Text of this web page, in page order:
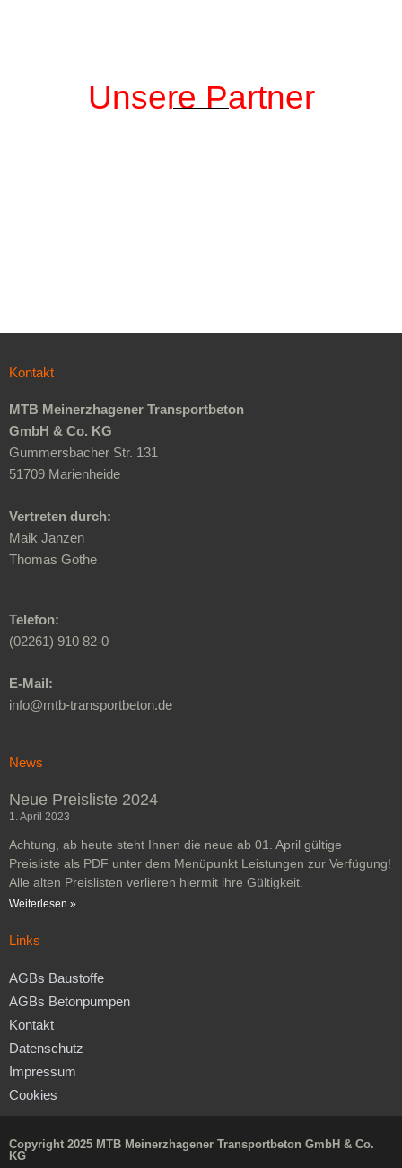
Unsere Partner
Kontakt
MTB Meinerzhagener Transportbeton
GmbH & Co. KG
Gummersbacher Str. 131
51709 Marienheide
Vertreten durch:
Maik Janzen
Thomas Gothe
Telefon:
(02261) 910 82-0
E-Mail:
info@mtb-transportbeton.de
News
Neue Preisliste 2024
1. April 2023
Achtung, ab heute steht Ihnen die neue ab 01. April gültige
Preisliste als PDF unter dem Menüpunkt Leistungen zur Verfügung!
Alle alten Preislisten verlieren hiermit ihre Gültigkeit.
Weiterlesen »
Links
AGBs Baustoffe
AGBs Betonpumpen
Kontakt
Datenschutz
Impressum
Cookies
Copyright 2025 MTB Meinerzhagener Transportbeton GmbH & Co.
KG